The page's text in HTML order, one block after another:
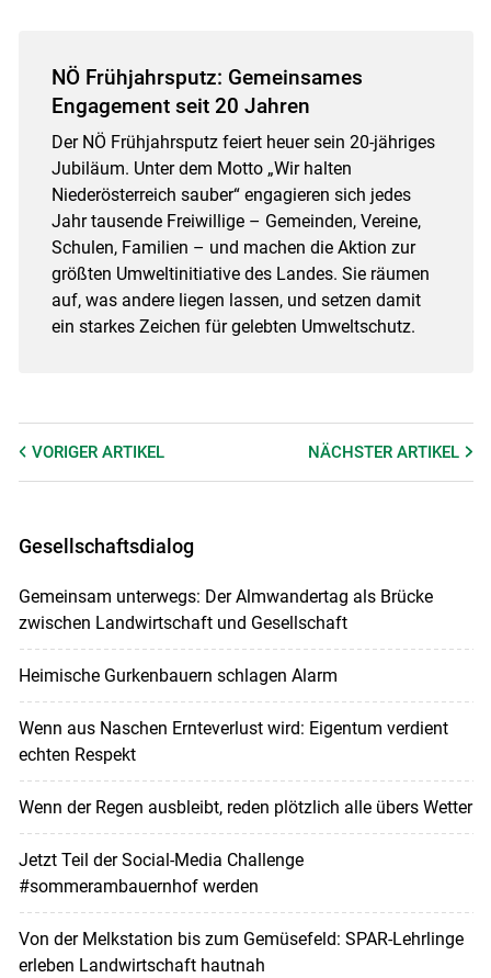
NÖ Frühjahrsputz: Gemeinsames
Engagement seit 20 Jahren
Der NÖ Frühjahrsputz feiert heuer sein 20-jähriges
Jubiläum. Unter dem Motto „Wir halten
Niederösterreich sauber“ engagieren sich jedes
Jahr tausende Freiwillige – Gemeinden, Vereine,
Schulen, Familien – und machen die Aktion zur
größten Umweltinitiative des Landes. Sie räumen
auf, was andere liegen lassen, und setzen damit
ein starkes Zeichen für gelebten Umweltschutz.
VORIGER ARTIKEL NÄCHSTERARTIKEL
Gesellschaftsdialog
Gemeinsam unterwegs: Der Almwandertag als Brücke
zwischen Landwirtschaft und Gesellschaft
Heimische Gurkenbauern schlagen Alarm
Wenn aus Naschen Ernteverlust wird: Eigentum verdient
echten Respekt
Wenn der Regen ausbleibt, reden plötzlich alle übers Wetter
Jetzt Teil der Social-Media Challenge
#sommerambauernhof werden
Von der Melkstation bis zum Gemüsefeld: SPAR-Lehrlinge
erleben Landwirtschaft hautnah